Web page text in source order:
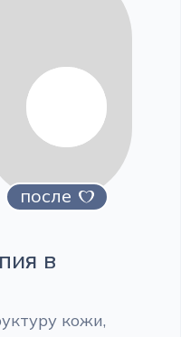
в
кожи,
после